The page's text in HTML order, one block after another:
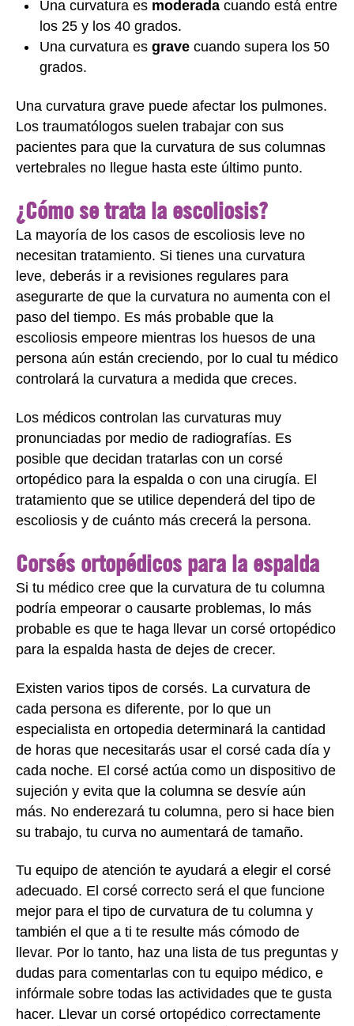
Una curvatura es moderada cuando está entre
los 25 y los 40 grados.
Una curvatura es grave cuando supera los 50
grados.
Una curvatura grave puede afectar los pulmones.
Los traumatólogos suelen trabajar con sus
pacientes para que la curvatura de sus columnas
vertebrales no llegue hasta este último punto.
¿Cómo se trata la escoliosis?
La mayoría de los casos de escoliosis leve no
necesitan tratamiento. Si tienes una curvatura
leve, deberás ir a revisiones regulares para
asegurarte de que la curvatura no aumenta con el
paso del tiempo. Es más probable que la
escoliosis empeore mientras los huesos de una
persona aún están creciendo, por lo cual tu médico
controlará la curvatura a medida que creces.
Los médicos controlan las curvaturas muy
pronunciadas por medio de radiografías. Es
posible que decidan tratarlas con un corsé
ortopédico para la espalda o con una cirugía. El
tratamiento que se utilice dependerá del tipo de
escoliosis y de cuánto más crecerá la persona.
Corsés ortopédicos para la espalda
Si tu médico cree que la curvatura de tu columna
podría empeorar o causarte problemas, lo más
probable es que te haga llevar un corsé ortopédico
para la espalda hasta de dejes de crecer.
Existen varios tipos de corsés. La curvatura de
cada persona es diferente, por lo que un
especialista en ortopedia determinará la cantidad
de horas que necesitarás usar el corsé cada día y
cada noche. El corsé actúa como un dispositivo de
sujeción y evita que la columna se desvíe aún
más. No enderezará tu columna, pero si hace bien
su trabajo, tu curva no aumentará de tamaño.
Tu equipo de atención te ayudará a elegir el corsé
adecuado. El corsé correcto será el que funcione
mejor para el tipo de curvatura de tu columna y
también el que a ti te resulte más cómodo de
llevar. Por lo tanto, haz una lista de tus preguntas y
dudas para comentarlas con tu equipo médico, e
infórmale sobre todas las actividades que te gusta
hacer. Llevar un corsé ortopédico correctamente